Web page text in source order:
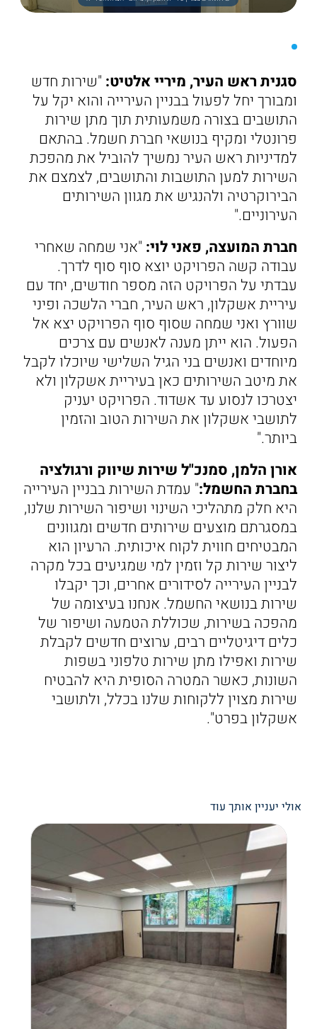
סגנית ראש העיר, מיריי אלטיט: "שירות חדש
ומבורך יחל לפעול בבניין העירייה והוא יקל על
התושבים בצורה משמעותית תוך מתן שירות
פרונטלי ומקיף בנושאי חברת חשמל. בהתאם
למדיניות ראש העיר נמשיך להוביל את מהפכת
השירות למען התושבות והתושבים, לצמצם את
הבירוקרטיה ולהנגיש את מגוון השירותים
העירוניים."
חברת המועצה, פאני לוי: "אני שמחה שאחרי
עבודה קשה הפרויקט יוצא סוף סוף לדרך.
עבדתי על הפרויקט הזה מספר חודשים, יחד עם
עיריית אשקלון, ראש העיר, חברי הלשכה ופיני
שוורץ ואני שמחה שסוף סוף הפרויקט יצא אל
הפעול. הוא ייתן מענה לאנשים עם צרכים
מיוחדים ואנשים בני הגיל השלישי שיוכלו לקבל
את מיטב השירותים כאן בעיריית אשקלון ולא
יצטרכו לנסוע עד אשדוד. הפרויקט יעניק
לתושבי אשקלון את השירות הטוב והזמין
ביותר."
אורן הלמן, סמנכ"ל שירות שיווק ורגולציה
בחברת החשמל:" עמדת השירות בבניין העירייה
היא חלק מתהליכי השינוי ושיפור השירות שלנו,
במסגרתם מוצעים שירותים חדשים ומגוונים
המבטיחים חווית לקוח איכותית. הרעיון הוא
ליצור שירות קל וזמין למי שמגיעים בכל מקרה
לבניין העירייה לסידורים אחרים, וכך יקבלו
שירות בנושאי החשמל. אנחנו בעיצומה של
מהפכה בשירות, שכוללת הטמעה ושיפור של
כלים דיגיטליים רבים, ערוצים חדשים לקבלת
שירות ואפילו מתן שירות טלפוני בשפות
השונות, כאשר המטרה הסופית היא להבטיח
שירות מצוין ללקוחות שלנו בכלל, ולתושבי
אשקלון בפרט".
אולי יעניין אותך עוד